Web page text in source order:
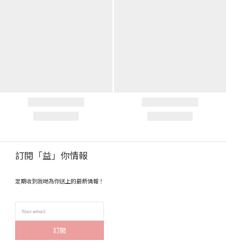
訂閱「益」你情報
定期收到我哋為你送上的最新情報！
訂閱